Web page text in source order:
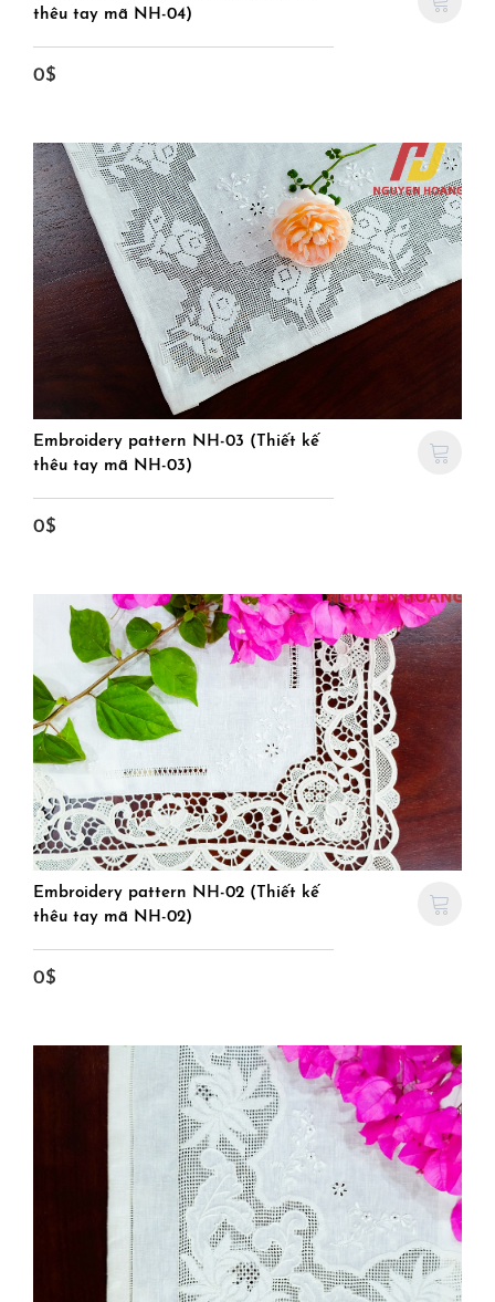
thêu tay mã NH-04)
0$
Embroidery pattern NH-03 (Thiết kế
thêu tay mã NH-03)
0$
Embroidery pattern NH-02 (Thiết kế
thêu tay mã NH-02)
0$